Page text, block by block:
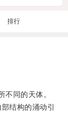
排行
同的天体。
结构的涌动引